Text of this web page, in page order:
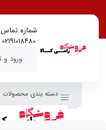
شماره تماس
02191018480
ورود و
دسته بندی محصولات